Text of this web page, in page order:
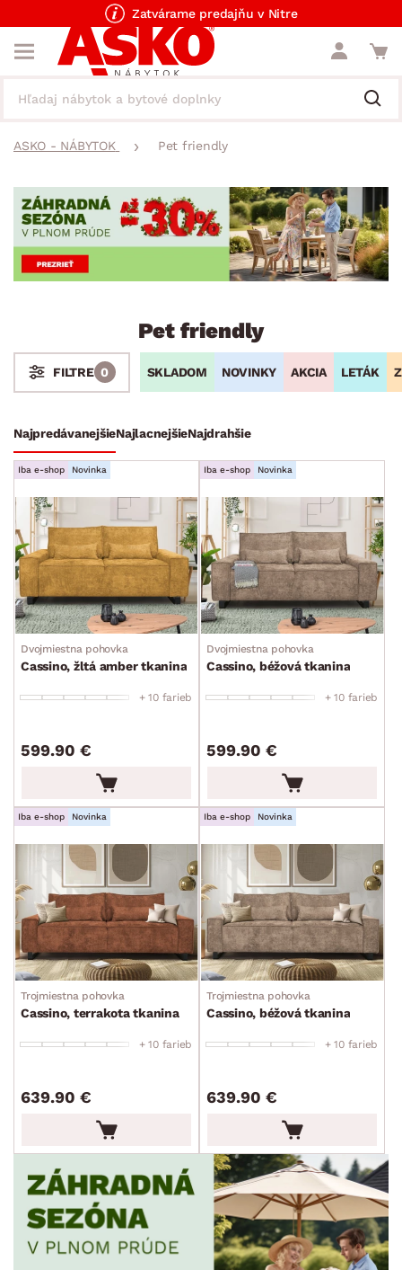
Zatvárame predajňu v Nitre
ASKO - NÁBYTOK Pet friendly
Pet friendly
FARBA
ROZMERY
min. cm max.
min. cm
min. cm max. cm
min. cm
min. cm max. cm
MATERIÁL
FUNKCIE
ZPÔSOB PREVEDENIA
MIESTNOSŤ
PET FRIENDLY
SKLADOVOSŤ
SKLADOM NOVINKY AKCIA LETÁK
FILTRE 0
NajpredávanejšieNajlacnejšieNajdrahšie
Iba e-shop Novinka
Dvojmiestna pohovka
Cassino, žltá amber tkanina
+ 10 farieb
599.90 €
Iba e-shop Novinka
Dvojmiestna pohovka
Cassino, béžová tkanina
+ 10 farieb
599.90 €
Iba e-shop Novinka
Trojmiestna pohovka
Cassino, terrakota tkanina
+ 10 farieb
639.90 €
Iba e-shop Novinka
Trojmiestna pohovka
Cassino, béžová tkanina
+ 10 farieb
639.90 €